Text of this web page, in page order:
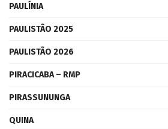
PAULÍNIA
PAULISTÃO 2025
PAULISTÃO 2026
PIRACICABA – RMP
PIRASSUNUNGA
QUINA